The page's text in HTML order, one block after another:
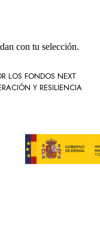
con tu selección.
LOS FONDOS NEXT
Y RESILIENCIA